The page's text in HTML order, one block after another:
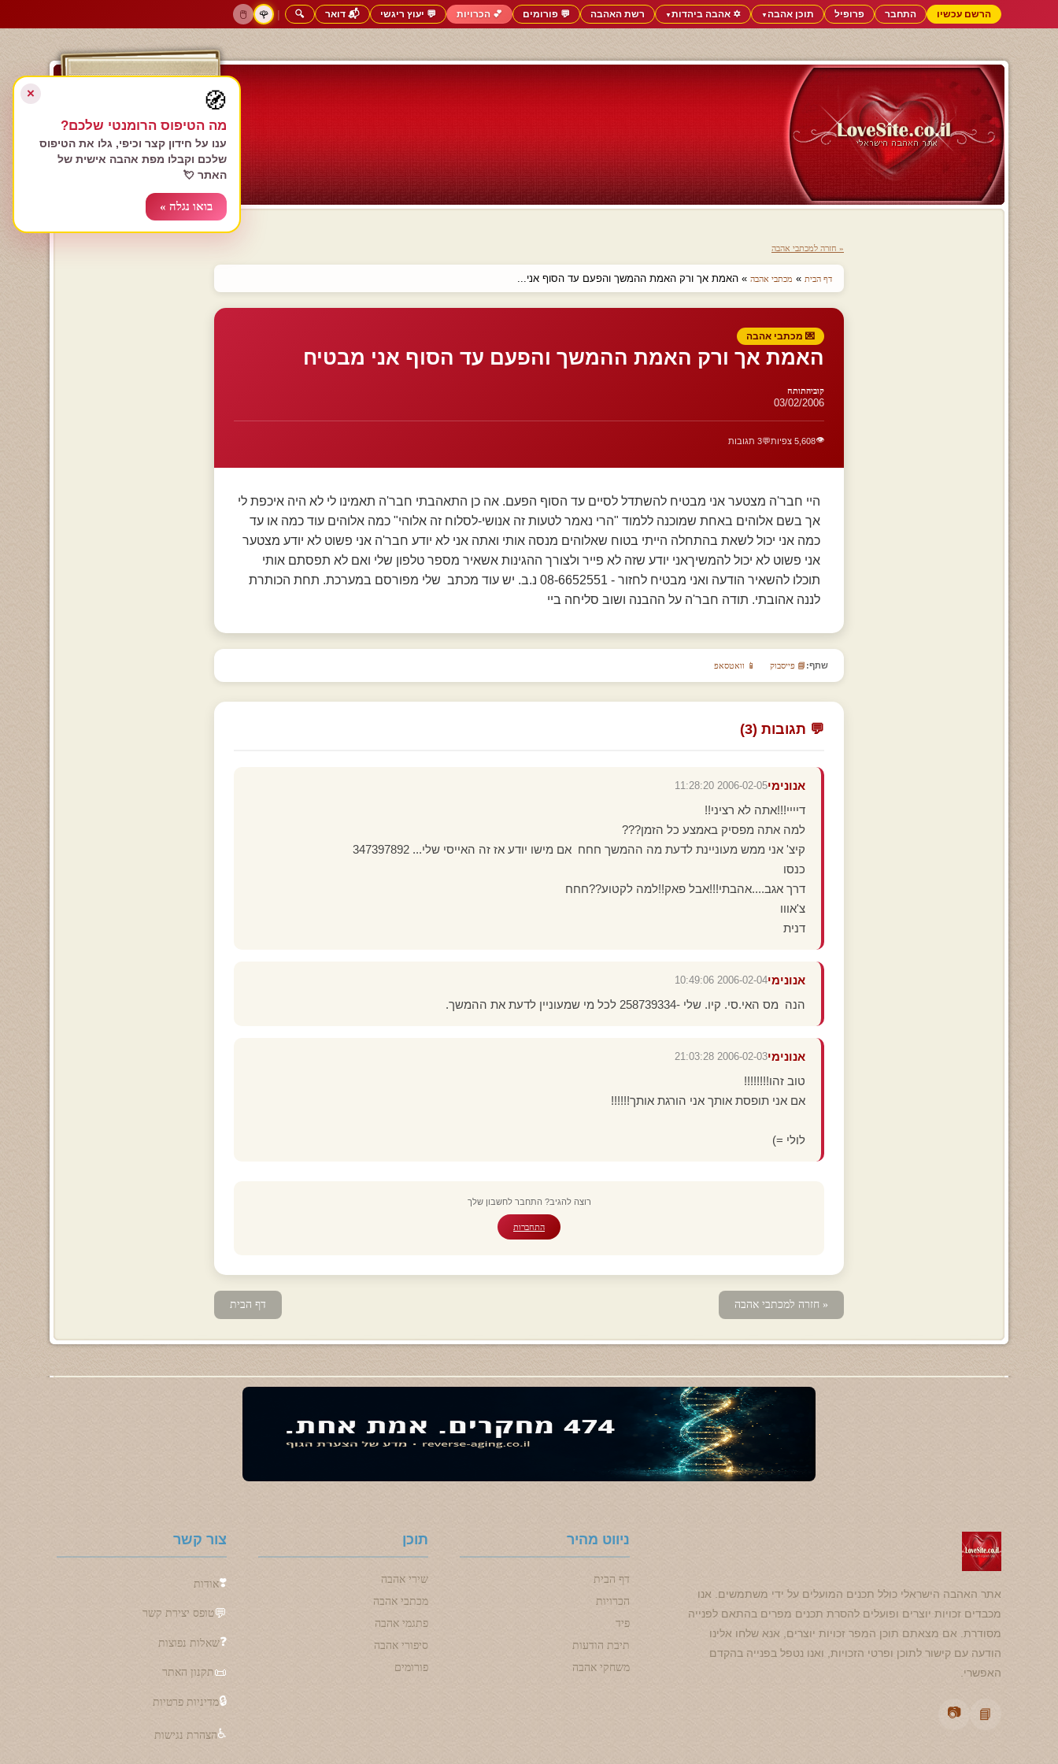
הרשם עכשיו התחבר פרופיל תוכן אהבה▼ ✡️ אהבה ביהדות▼ רשת האהבה 💬 פורומים 💕 הכרויות 💬 יעוץ ריגשי 📬 דואר 🔍
|
🌹
🖱️
הרשם עכשיו
התחבר
« חזרה למכתבי אהבה
דף הבית » מכתבי אהבה » האמת אך ורק האמת ההמשך והפעם עד הסוף אני...
💌 מכתבי אהבה
האמת אך ורק האמת ההמשך והפעם עד הסוף אני מבטיח
קוביהתותח
03/02/2006
👁️5,608 צפיות 💬3 תגובות
היי חבר'ה מצטער אני מבטיח להשתדל לסיים עד הסוף הפעם. אה כן התאהבתי חבר'ה תאמינו לי לא היה איכפת לי
אך בשם אלוהים באחת שמוכנה ללמוד "הרי נאמר לטעות זה אנושי-לסלוח זה אלוהי" כמה אלוהים עוד כמה או עד
כמה אני יכול לשאת בהתחלה הייתי בטוח שאלוהים מנסה אותי ואתה אני לא יודע חבר'ה אני פשוט לא יודע מצטער
אני פשוט לא יכול להמשיךאני יודע שזה לא פייר ולצורך ההגינות אשאיר מספר טלפון שלי ואם לא תפסתם אותי
תוכלו להשאיר הודעה ואני מבטיח לחזור - 08-6652551 נ.ב. יש עוד מכתב שלי מפורסם במערכת. תחת הכותרת
לננה אהובתי. תודה חבר'ה על ההבנה ושוב סליחה ביי
שתף: 📘 פייסבוק 📱 וואטסאפ
💬 תגובות (3)
אנונימי2006-02-05 11:28:20
דיייי!!!אתה לא רציני!!
למה אתה מפסיק באמצע כל הזמן???
קיצ' אני ממש מעוניינת לדעת מה ההמשך חחח אם מישו יודע אז זה האייסי שלי... 347397892
כנסו
דרך אגב....אהבתי!!!אבל פאק!!למה לקטוע??חחח
צ'אווו
דנית
אנונימי2006-02-04 10:49:06
הנה מס האי.סי. קיו. שלי -258739334 לכל מי שמעוניין לדעת את ההמשך.
אנונימי2006-02-03 21:03:28
טוב זהו!!!!!!!!
אם אני תופסת אותך אני הורגת אותך!!!!!!
לולי =)
רוצה להגיב? התחבר לחשבון שלך
התחברות
« חזרה למכתבי אהבה דף הבית
אתר האהבה הישראלי כולל תכנים המועלים על ידי משתמשים. אנו
מכבדים זכויות יוצרים ופועלים להסרת תכנים מפרים בהתאם לפנייה
מסודרת. אם מצאתם תוכן המפר זכויות יוצרים, אנא שלחו אלינו
הודעה עם קישור לתוכן ופרטי הזכויות, ואנו נטפל בפנייה בהקדם
האפשרי.
📘
📷
ניווט מהיר
דף הבית
הכרויות
פיד
תיבת הודעות
משחקי אהבה
תוכן
שירי אהבה
מכתבי אהבה
פתגמי אהבה
סיפורי אהבה
פורומים
צור קשר
❣️אודות
💬טופס יצירת קשר
❓שאלות נפוצות
📜תקנון האתר
🔒מדיניות פרטיות
♿הצהרת נגישות